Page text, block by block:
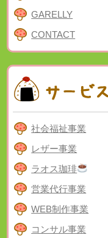
GARELLY
CONTACT
社会福祉事業
レザー事業
ラオス珈琲
営業代行事業
WEB制作事業
コンサル事業